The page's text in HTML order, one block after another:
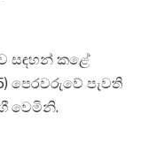
සඳහන් කළේ
පෙරවරුවේ පැවති
වෙමිනි.